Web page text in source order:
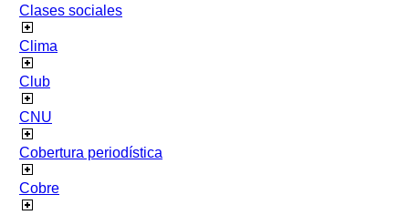
Clases sociales
Clima
Club
CNU
Cobertura periodística
Cobre